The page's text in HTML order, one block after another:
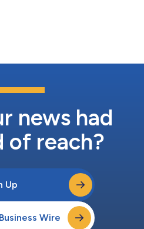
ITIGO Funds und einige
- ein nachhaltiges und
news had
of reach?
Up
Wire